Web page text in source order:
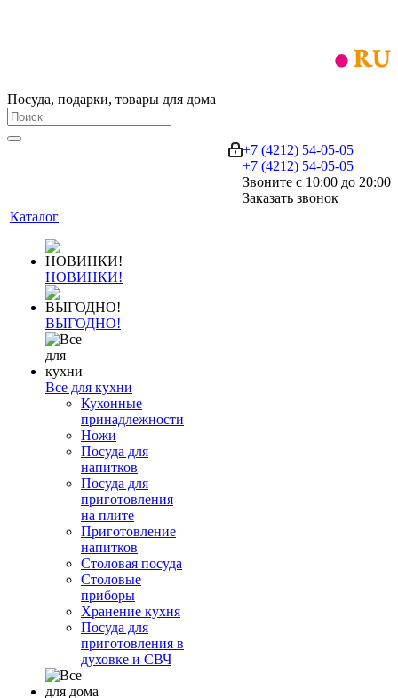
Посуда, подарки, товары для дома
+7 (4212) 54-05-05
+7 (4212) 54-05-05
Звоните с 10:00 до 20:00
Заказать звонок
Каталог
НОВИНКИ!
ВЫГОДНО!
Все для кухни
Кухонные
принадлежности
Ножи
Посуда для
напитков
Посуда для
приготовления
на плите
Приготовление
напитков
Столовая посуда
Столовые
приборы
Хранение кухня
Посуда для
приготовления в
духовке и СВЧ